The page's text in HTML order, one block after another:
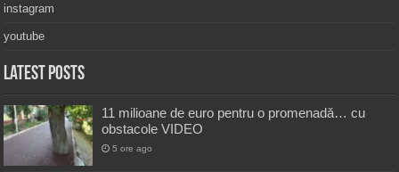
instagram
youtube
Latest Posts
11 milioane de euro pentru o promenadă… cu
obstacole VIDEO
5 ore ago